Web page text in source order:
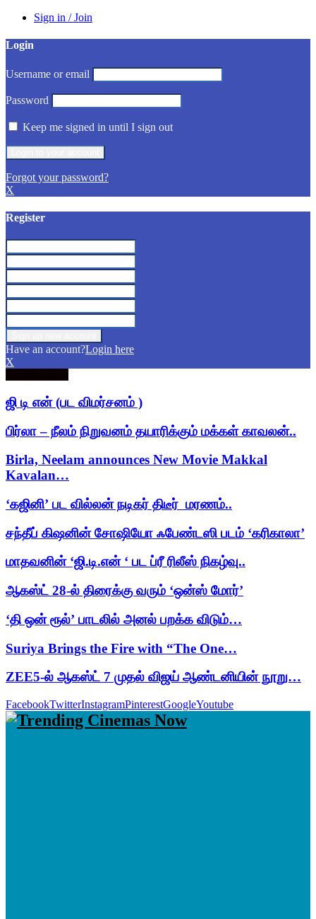
Sign in / Join
Login
Username or email
Password
Keep me signed in until I sign out
Forgot your password?
X
Register
Have an account?Login here
X
ஜி டி என் (பட விமர்சனம் )
பிர்லா – நீலம் நிறுவனம் தயாரிக்கும் மக்கள் காவலன்..
Birla, Neelam announces New Movie Makkal
Kavalan…
‘கஜினி’ பட வில்லன் நடிகர் திடீர் மரணம்..
சந்தீப் கிஷனின் சோஷியோ ஃபேண்டஸி படம் ‘கரிகாலா’
மாதவனின் ‘ஜி.டி.என் ‘ பட ப்ரீ ரிலீஸ் நிகழ்வு..
ஆகஸ்ட் 28-ல் திரைக்கு வரும் ‘ஒன்ஸ் மோர்’
‘தி ஒன் ரூல்’ பாடலில் அனல் பறக்க விடும்…
Suriya Brings the Fire with “The One…
ZEE5-ல் ஆகஸ்ட் 7 முதல் விஜய் ஆண்டனியின் நூறு…
FacebookTwitterInstagramPinterestGoogleYoutube